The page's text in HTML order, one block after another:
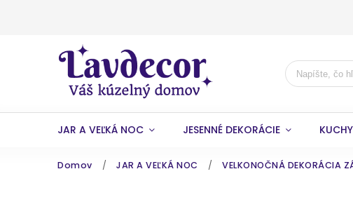
JAR A VEĽKÁ NOC JESENNÉ DEKORÁCIE
Domov / JAR A VEĽKÁ NOC / VELKONOČNÁ DEKORÁCIA